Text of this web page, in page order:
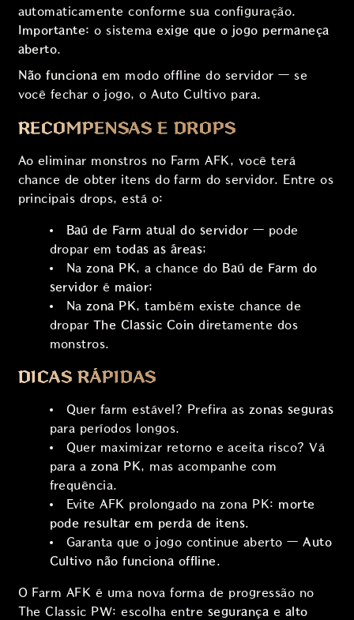
automaticamente conforme sua configuração.
Importante: o sistemaexige que o jogo permaneça
aberto.
Não funciona em modo offline do servidor — se
você fechar o jogo, o Auto Cultivo para.
RECOMPENSAS E DROPS
Ao eliminar monstros no Farm AFK, você terá
chance de obter itens do farm do servidor. Entre os
principais drops, está o:
Baú de Farm atual do servidor — pode
dropar emtodas as áreas;
Na zona PK, a chance do Baú de Farm do
servidor é maior;
Na zona PK, também existe chance de
dropar The Classic Coin diretamente dos
monstros.
DICAS RÁPIDAS
Quer farm estável? Prefira as zonas seguras
para períodos longos.
Quer maximizar retorno e aceita risco? Vá
para a zona PK, mas acompanhe com
frequência.
Evite AFK prolongado na zona PK: morte
pode resultar em perda de itens.
Garanta que o jogo continue aberto —Auto
Cultivo não funciona offline.
O Farm AFK é uma nova forma de progressão no
The Classic PW: escolha entre segurança e alto